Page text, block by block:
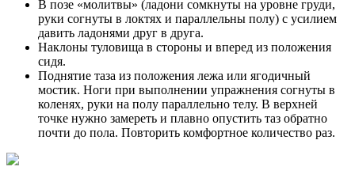
В позе «молитвы» (ладони сомкнуты на уровне груди,
руки согнуты в локтях и параллельны полу) с усилием
давить ладонями друг в друга.
Наклоны туловища в стороны и вперед из положения
сидя.
Поднятие таза из положения лежа или ягодичный
мостик. Ноги при выполнении упражнения согнуты в
коленях, руки на полу параллельно телу. В верхней
точке нужно замереть и плавно опустить таз обратно
почти до пола. Повторить комфортное количество раз.